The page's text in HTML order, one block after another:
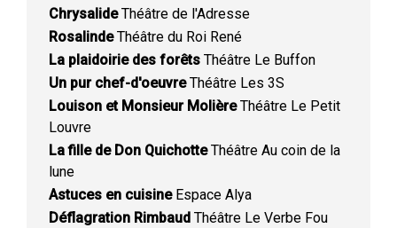
ChrysalideThéâtre de l'Adresse
RosalindeThéâtre du Roi René
La plaidoirie des forêts Théâtre Le Buffon
Un pur chef-d'oeuvreThéâtre Les 3S
Louison et Monsieur MolièreThéâtre Le Petit
Louvre
La fille de Don QuichotteThéâtre Au coin de la
lune
Astuces en cuisineEspace Alya
Déflagration Rimbaud Théâtre Le Verbe Fou